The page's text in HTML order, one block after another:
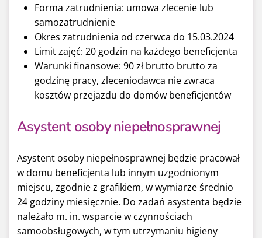
Forma zatrudnienia: umowa zlecenie lub
samozatrudnienie
Okres zatrudnienia od czerwca do 15.03.2024
Limit zajęć: 20 godzin na każdego beneficjenta
Warunki finansowe: 90 zł brutto brutto za
godzinę pracy, zleceniodawca nie zwraca
kosztów przejazdu do domów beneficjentów
Asystent osoby niepełnosprawnej
Asystent osoby niepełnosprawnej będzie pracował
w domu beneficjenta lub innym uzgodnionym
miejscu, zgodnie z grafikiem, w wymiarze średnio
24 godziny miesięcznie. Do zadań asystenta będzie
należało m. in. wsparcie w czynnościach
samoobsługowych, w tym utrzymaniu higieny